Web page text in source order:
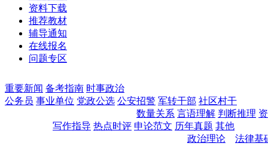
资料下载
推荐教材
辅导通知
在线报名
问题专区
重要新闻 备考指南 时事政治
公务员 事业单位 党政公选 公安招警 军转干部 社区村干
数量关系 言语理解 判断推理
写作指导 热点时评 申论范文 历年真题 其他
政治理论
法律基